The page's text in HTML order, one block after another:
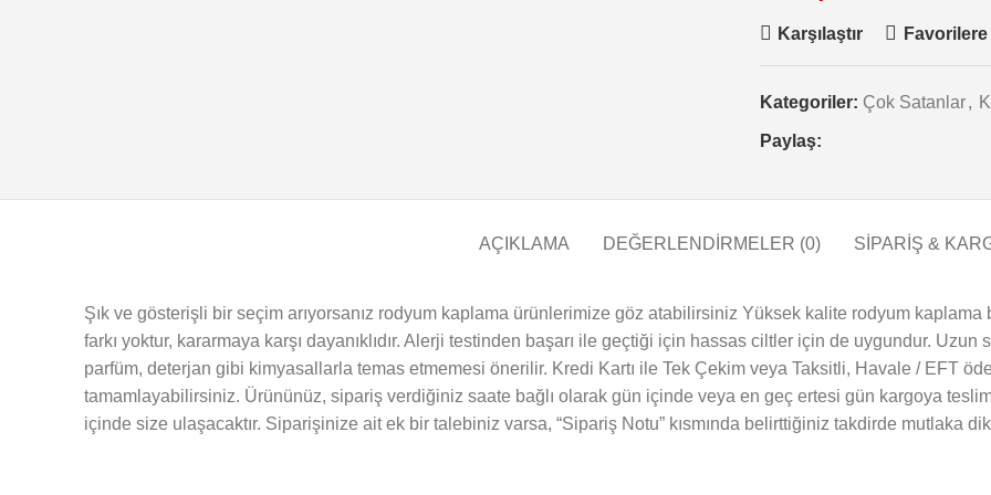
Karşılaştır
Kategoriler: Çok Satanlar,
Paylaş:
AÇIKLAMA DEĞERLENDIRMELER (0) SİPARİŞ &
Şık ve gösterişli bir seçim arıyorsanız rodyum kaplama ürünlerimize göz atabilirsiniz Yüksek kalite rodyum
farkı yoktur, kararmaya karşı dayanıklıdır. Alerji testinden başarı ile geçtiği için hassas ciltler için de uygundur. Uzun
parfüm, deterjan gibi kimyasallarla temas etmemesi önerilir. Kredi Kartı ile Tek Çekim veya Taksitli, Havale / EFT
tamamlayabilirsiniz. Ürününüz, sipariş verdiğiniz saate bağlı olarak gün içinde veya en geç ertesi gün kargoya
içinde size ulaşacaktır. Siparişinize ait ek bir talebiniz varsa, “Sipariş Notu” kısmında belirttiğiniz takdirde mutlaka